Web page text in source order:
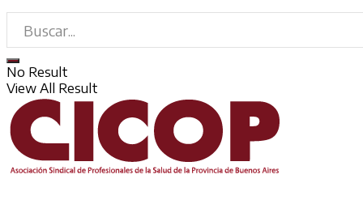
No Result
View All Result